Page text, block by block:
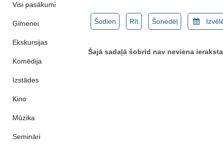
Visi pasākumi
Ģimenei
Ekskursijas
Komēdija
Izstādes
Kino
Mūzika
Semināri
Šodien Rīt Šonedēļ
Šajā sadaļā šobrīd nav neviena